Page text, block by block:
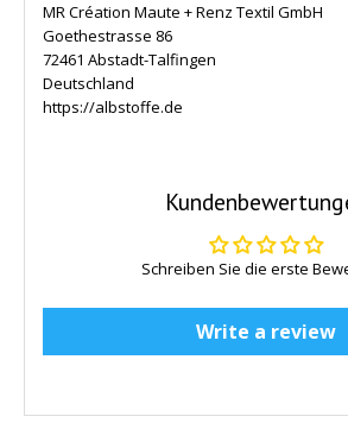
MR Création Maute + Renz Textil GmbH
Goethestrasse 86
72461 Abstadt-Talfingen
Deutschland
https://albstoffe.de
Schreiben Sie die erste
Write a review